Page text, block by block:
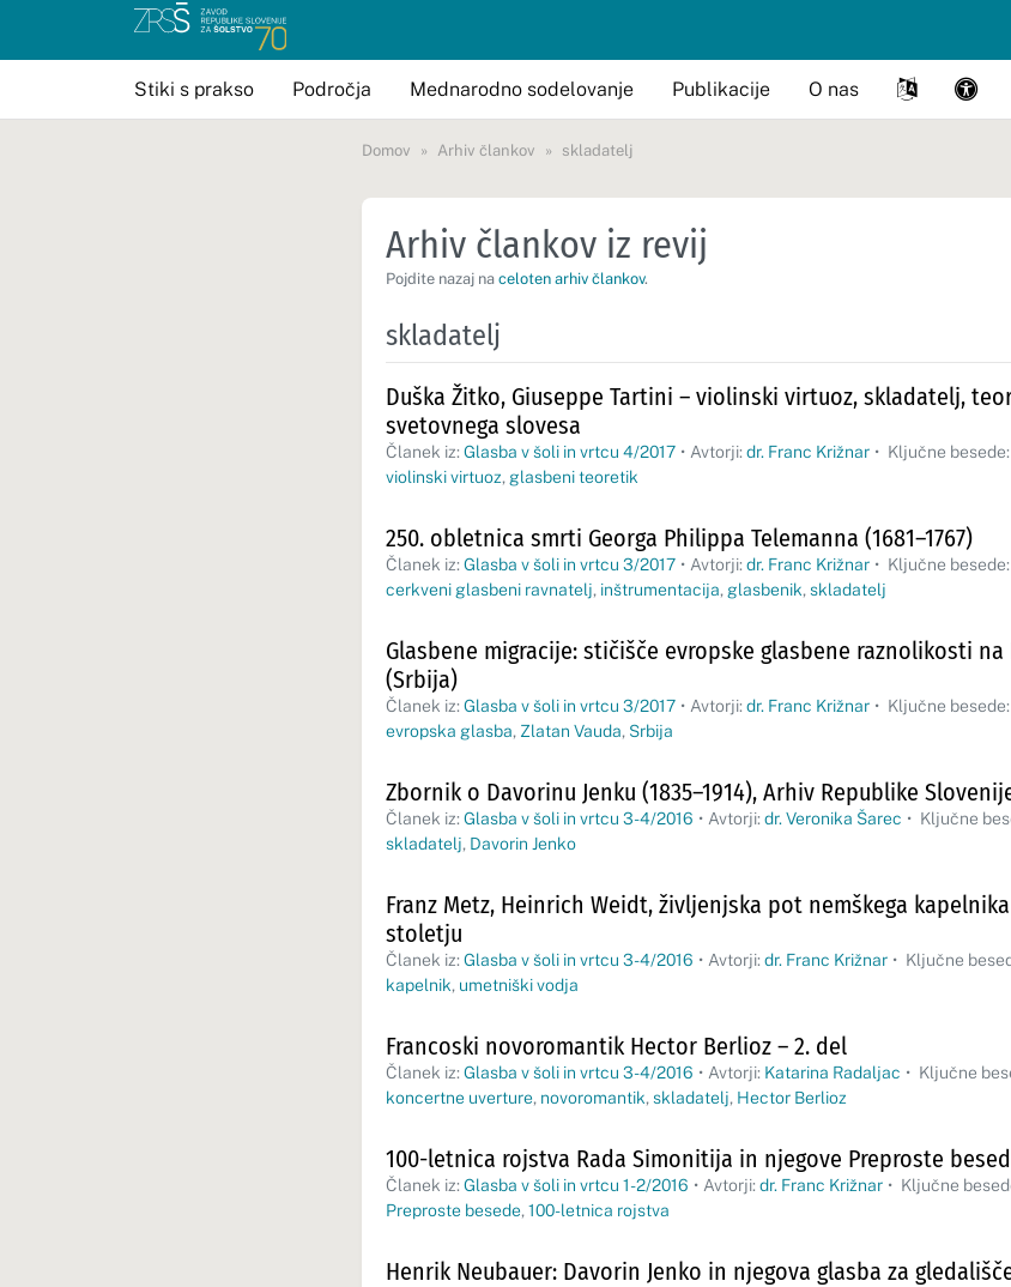
Stiki s prakso Področja Mednarodno sodelovanje Publikacije O nas
Domov Arhiv člankov skladatelj
Arhiv člankov iz revij
Pojdite nazaj na celoten arhiv člankov.
skladatelj
Duška Žitko, Giuseppe Tartini – violinski virtuoz, skladatelj,
svetovnega slovesa
Članek iz: Glasba v šoli in vrtcu 4/2017 • Avtorji: dr. Franc Križnar • Ključne besede:
violinski virtuoz, glasbeni teoretik
250. obletnica smrti Georga Philippa Telemanna (1681–1767)
Članek iz: Glasba v šoli in vrtcu 3/2017 • Avtorji: dr. Franc Križnar • Ključne besede:
cerkveni glasbeni ravnatelj, inštrumentacija, glasbenik, skladatelj
Glasbene migracije: stičišče evropske glasbene raznolikosti na
(Srbija)
Članek iz: Glasba v šoli in vrtcu 3/2017 • Avtorji: dr. Franc Križnar • Ključne besede:
evropska glasba, Zlatan Vauda, Srbija
Zbornik o Davorinu Jenku (1835–1914), Arhiv Republike
Članek iz: Glasba v šoli in vrtcu 3-4/2016 • Avtorji: dr. Veronika Šarec • Ključne
skladatelj, Davorin Jenko
Franz Metz, Heinrich Weidt, življenjska pot nemškega
stoletju
Članek iz: Glasba v šoli in vrtcu 3-4/2016 • Avtorji: dr. Franc Križnar • Ključne
kapelnik, umetniški vodja
Francoski novoromantik Hector Berlioz – 2. del
Članek iz: Glasba v šoli in vrtcu 3-4/2016 • Avtorji: Katarina Radaljac • Ključne
koncertne uverture, novoromantik, skladatelj, Hector Berlioz
100-letnica rojstva Rada Simonitija in njegove Preproste
Članek iz: Glasba v šoli in vrtcu 1-2/2016 • Avtorji: dr. Franc Križnar • Ključne
Preproste besede, 100-letnica rojstva
Henrik Neubauer: Davorin Jenko in njegova glasba za